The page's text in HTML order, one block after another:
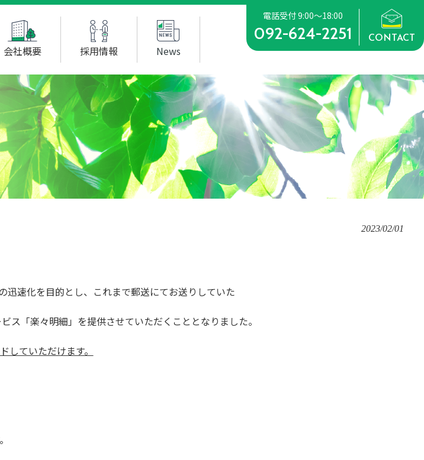
会社概要 採用情報 News
電話受付 9:00～18:00
092-624-2251 CONTACT
2023/02/01
迅速化を目的とし、これまで郵送にてお送りしていた
ス「楽々明細」を提供させていただくこととなりました。
していただけます。